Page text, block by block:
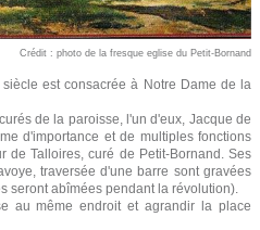
Crédit : photo de la fresque eglise du Petit-Bornand
est consacrée à Notre Dame de la
de la paroisse, l'un d'eux, Jacque de
d'importance et de multiples fonctions
de Talloires, curé de Petit-Bornand. Ses
traversée d'une barre sont gravées
seront abîmées pendant la révolution).
au même endroit et agrandir la place